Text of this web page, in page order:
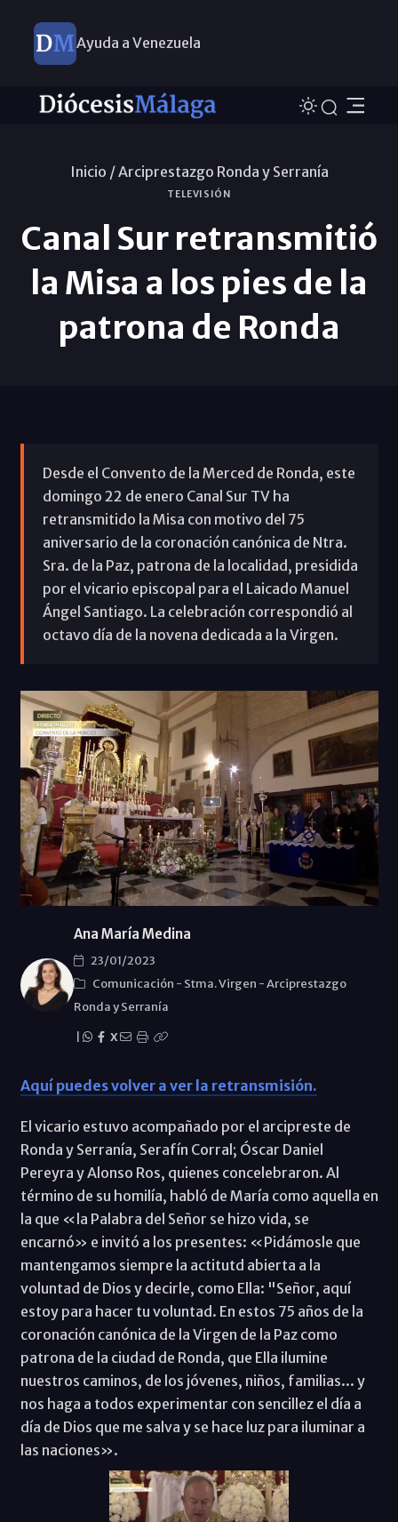
Ayuda a Venezuela
Inicio /Arciprestazgo Ronda y Serraní­a
TELEVISIÓN
Canal Sur retransmitió
la Misa a los pies de la
patrona de Ronda
Desde el Convento de la Merced de Ronda, este
domingo 22 de enero Canal Sur TV ha
retransmitido la Misa con motivo del 75
aniversario de la coronación canónica de Ntra.
Sra. de la Paz, patrona de la localidad, presidida
por el vicario episcopal para el Laicado Manuel
Ángel Santiago. La celebración correspondió al
octavo día de la novena dedicada a la Virgen.
Ana María Medina
23/01/2023
Comunicación - Stma. Virgen -Arciprestazgo
Ronda y Serraní­a
X
Aquí puedes volver a ver la retransmisión.
El vicario estuvo acompañado por el arcipreste de
Ronda y Serranía, Serafín Corral; Óscar Daniel
Pereyra y Alonso Ros, quienes concelebraron. Al
término de su homilía, habló de María como aquella en
la que «la Palabra del Señor se hizo vida, se
encarnó» e invitó a los presentes: «Pidámosle que
mantengamos siempre la actitutd abierta a la
voluntad de Dios y decirle, como Ella: "Señor, aquí
estoy para hacer tu voluntad. En estos 75 años de la
coronación canónica de la Virgen de la Paz como
patrona de la ciudad de Ronda, que Ella ilumine
nuestros caminos, de los jóvenes, niños, familias... y
nos haga a todos experimentar con sencillez el día a
día de Dios que me salva y se hace luz para iluminar a
las naciones».